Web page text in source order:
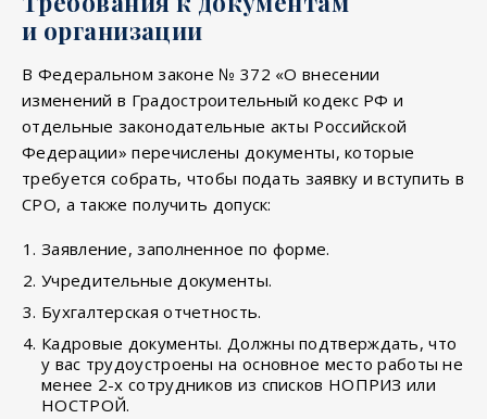
и организации
В Федеральном законе № 372 «О внесении
изменений в Градостроительный кодекс РФ и
отдельные законодательные акты Российской
Федерации» перечислены документы, которые
требуется собрать, чтобы подать заявку и вступить в
СРО, а также получить допуск:
Заявление, заполненное по форме.
Учредительные документы.
Бухгалтерская отчетность.
Кадровые документы. Должны подтверждать, что
у вас трудоустроены на основное место работы не
менее 2-х сотрудников из списков НОПРИЗ или
НОСТРОЙ.